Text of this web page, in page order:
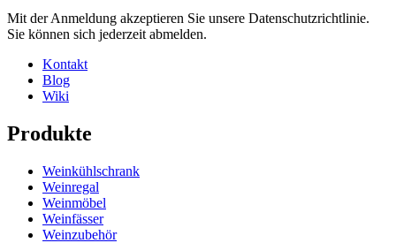
Mit der Anmeldung akzeptieren Sie unsere Datenschutzrichtlinie.
Sie können sich jederzeit abmelden.
Kontakt
Blog
Wiki
Produkte
Weinkühlschrank
Weinregal
Weinmöbel
Weinfässer
Weinzubehör